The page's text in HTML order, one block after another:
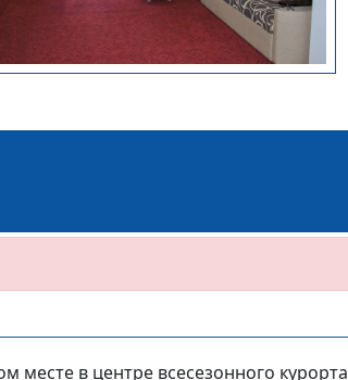
месте в центре всесезонного курорта